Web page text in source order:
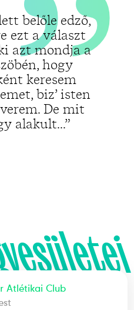
belőle edző,
ezt a választ
azt mondja a
hogy
keresem
biz’ isten
De mit
alakult...”
Atlétikai Club